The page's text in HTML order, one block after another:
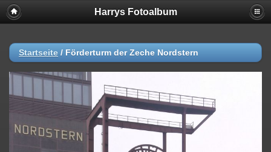
Harrys Fotoalbum
Startseite / Förderturm der Zeche Nordstern